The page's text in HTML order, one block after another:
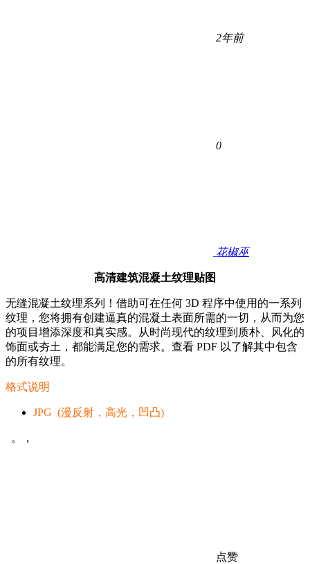
2年前
0
花椒巫
高清建筑混凝土纹理贴图
无缝混凝土纹理系列！ 借助可在任何 3D 程序中使用的一系列
纹理，您将拥有创建逼真的混凝土表面所需的一切，从而为您
的项目增添深度和真实感。
从时尚现代的纹理到质朴、风化的
饰面或夯土，都能满足您的需求。 查看 PDF 以了解其中包含
的所有纹理。
格式说明
JPG (漫反射，高光，凹凸)
。，
点赞